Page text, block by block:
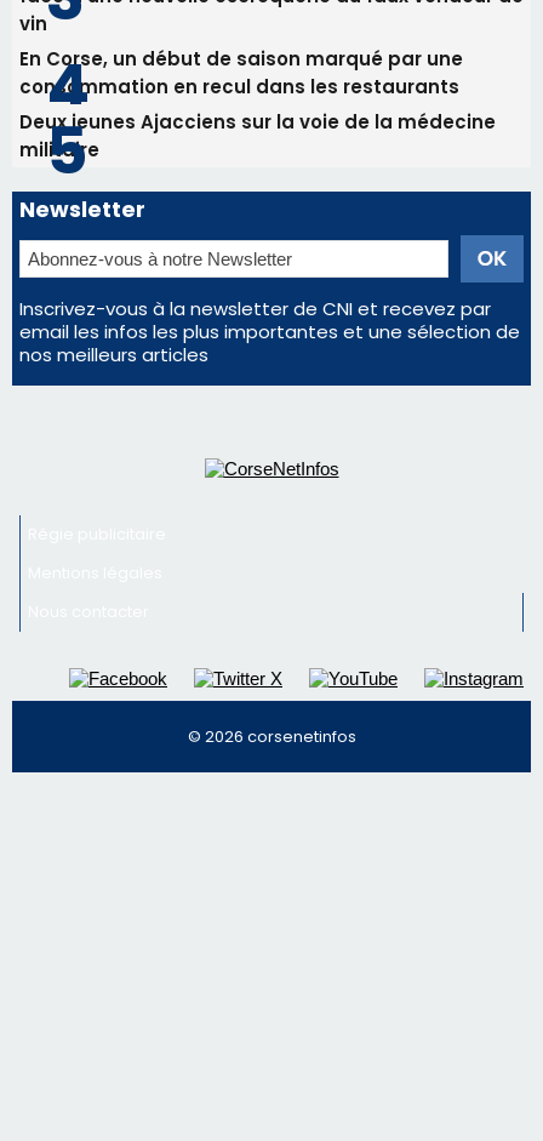
Inscrivez-vous à la newsletter de CNI et recevez par
email les infos les plus importantes et une sélection de
nos meilleurs articles
Régie publicitaire
Mentions légales
Nous contacter